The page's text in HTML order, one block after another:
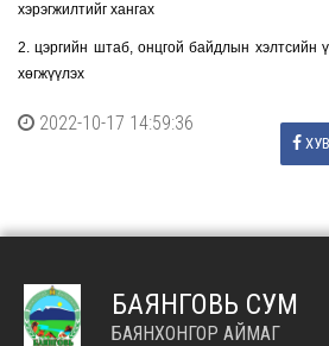
хэрэгжилтийг хангах
2. цэргийн штаб, онцгой байдлын хэлтсийн
хөгжүүлэх
2022-10-17 14:59:36
БАЯНГОВЬ СУМ
БАЯНХОНГОР АЙМАГ